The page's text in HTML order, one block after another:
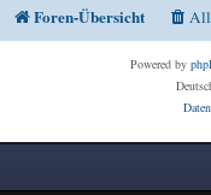
Foren-Übersicht
Powered by